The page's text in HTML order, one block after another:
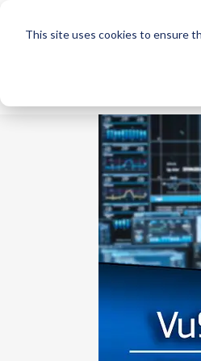
This site uses cookies to ensure